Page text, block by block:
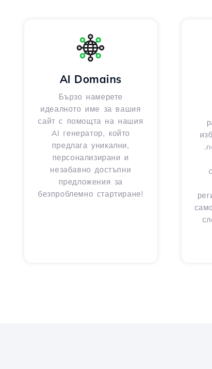
AI Domains
Бързо намерете
идеалното име за вашия
сайт с помощта на нашия
AI генератор, който
предлага уникални,
персонализирани и
незабавно достъпни
предложения за
безпроблемно стартиране!